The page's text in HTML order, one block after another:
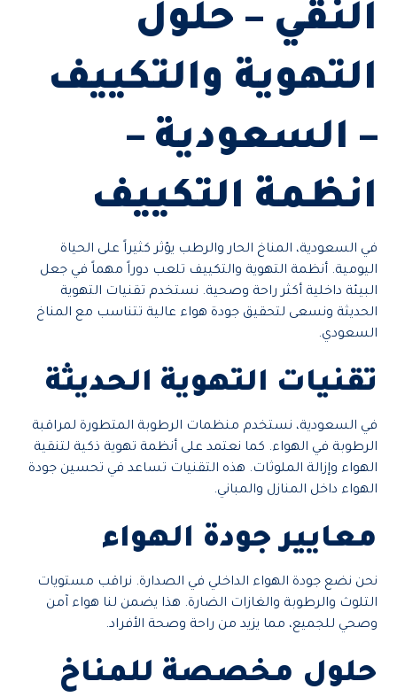
النقي – حلول
التهوية والتكييف
– السعودية –
انظمة التكييف
في السعودية، المناخ الحار والرطب يؤثر كثيراً على الحياة
اليومية. أنظمة التهوية والتكييف تلعب دوراً مهماً في جعل
البيئة داخلية أكثر راحة وصحية. نستخدم تقنيات التهوية
الحديثة ونسعى لتحقيق جودة هواء عالية تتناسب مع المناخ
السعودي.
تقنيات التهوية الحديثة
في السعودية، نستخدم منظمات الرطوبة المتطورة لمراقبة
الرطوبة في الهواء. كما نعتمد على أنظمة تهوية ذكية لتنقية
الهواء وإزالة الملوثات. هذه التقنيات تساعد في تحسين جودة
الهواء داخل المنازل والمباني.
معايير جودة الهواء
نحن نضع جودة الهواء الداخلي في الصدارة. نراقب مستويات
التلوث والرطوبة والغازات الضارة. هذا يضمن لنا هواء آمن
وصحي للجميع، مما يزيد من راحة وصحة الأفراد.
حلول مخصصة للمناخ